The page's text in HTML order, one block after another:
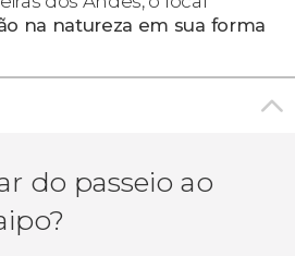
na natureza em sua forma
do passeio ao